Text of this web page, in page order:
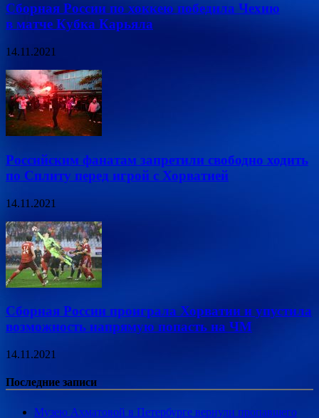
Сборная России по хоккею победила Чехию
в матче Кубка Карьяла
14.11.2021
Российским фанатам запретили свободно ходить
по Сплиту перед игрой с Хорватией
14.11.2021
Сборная России проиграла Хорватии и упустила
возможность напрямую попасть на ЧМ
14.11.2021
Последние записи
Музею Ахматовой в Петербурге вернули пропавшего